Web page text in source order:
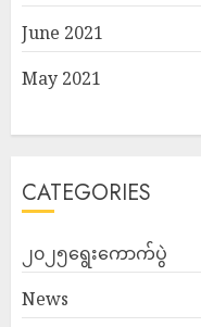
June 2021
May 2021
CATEGORIES
၂၀၂၅ရွေးကောက်ပွဲ
News